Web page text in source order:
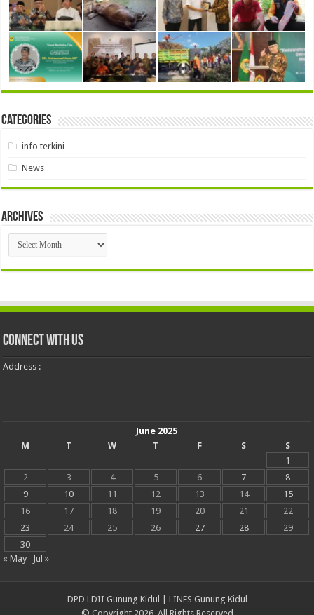
Categories
info terkini
News
Archives
Archives
Connect With Us
Address :
June 2025
M
T W T F S
S
1
2
3 4 5 6 7
8
9
10 11 12 13 14
15
16
17 18 19 20 21
22
23
24 25 26 27 28
29
30
« May
Jul »
DPD LDII Gunung Kidul | LINES Gunung Kidul